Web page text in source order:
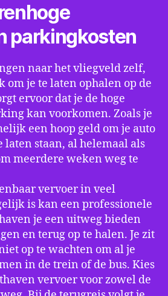
parkingkosten
naar het vliegveld zelf,
om je te laten ophalen op de
ervoor dat je de hoge
kan voorkomen. Zoals je
een hoop geld om je auto
laten staan, al helemaal als
meerdere weken weg te
vervoer in veel
is kan een professionele
je een uitweg bieden
en terug op te halen. Je zit
op te wachten om al je
in de trein of de bus. Kies
vervoer voor zowel de